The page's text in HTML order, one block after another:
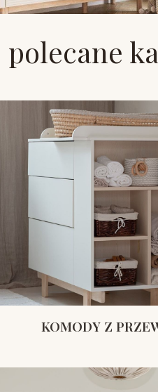
polecane
KOMODY Z